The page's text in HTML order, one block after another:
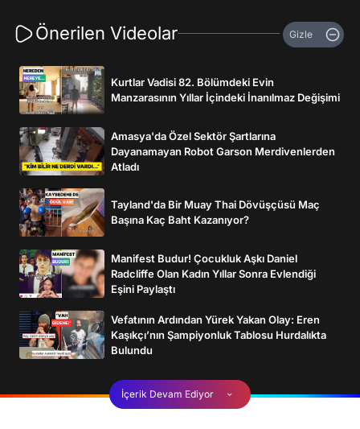
Önerilen Videolar Gizle
Kurtlar Vadisi 82. Bölümdeki Evin
Manzarasının Yıllar İçindeki İnanılmaz Değişimi
Amasya'da Özel Sektör Şartlarına
Dayanamayan Robot Garson Merdivenlerden
Atladı
Tayland'da Bir Muay Thai Dövüşçüsü Maç
Başına Kaç Baht Kazanıyor?
Manifest Budur! Çocukluk Aşkı Daniel
Radcliffe Olan Kadın Yıllar Sonra Evlendiği
Eşini Paylaştı
Vefatının Ardından Yürek Yakan Olay: Eren
Kaşıkçı’nın Şampiyonluk Tablosu Hurdalıkta
Bulundu
İçerik Devam Ediyor